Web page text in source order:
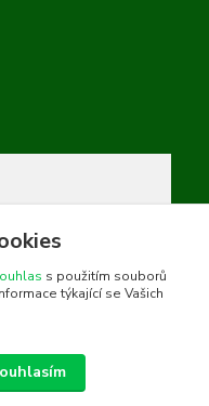
s použitím souborů
týkající se Vašich